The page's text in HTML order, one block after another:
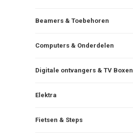
Beamers & Toebehoren
Computers & Onderdelen
Digitale ontvangers & TV Boxen
Elektra
Fietsen & Steps